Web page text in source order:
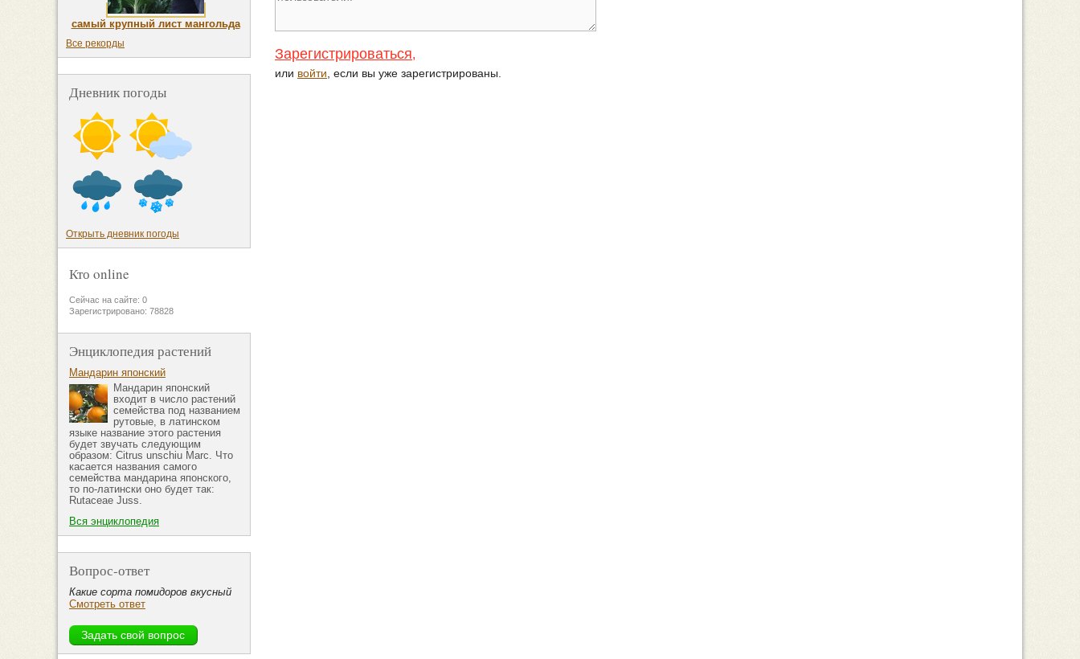
Зарегистрироваться,
или войти , если вы уже зарегистрированы.
самый крупный лист мангольда
Все рекорды
Дневник погоды
Открыть дневник погоды
Кто online
Сейчас на сайте: 0
Зарегистрировано: 78828
Энциклопедия растений
Мандарин японский
Мандарин японский
входит в число растений
семейства под названием
рутовые, в латинском
языке название этого растения
будет звучать следующим
образом: Citrus unschiu Marc. Что
касается названия самого
семейства мандарина японского,
то по-латински оно будет так:
Rutaceae Juss.
Вся энциклопедия
Вопрос-ответ
Какие сорта помидоров вкусный
Смотреть ответ